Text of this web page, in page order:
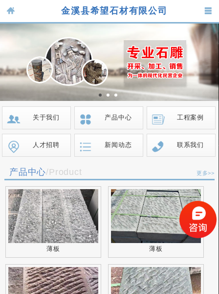
金溪县希望石材有限公司
关于我们 产品中心 工程案例
人才招聘 新闻动态 联系我们
产品中心/Product 更多>>
薄板 薄板